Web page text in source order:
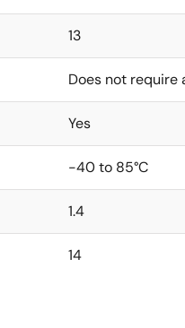
13
Does not require
Yes
-40 to 85°C
1.4
14